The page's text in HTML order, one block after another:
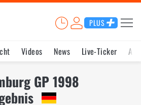
PLUS
Videos News Live-Ticker
GP 1998